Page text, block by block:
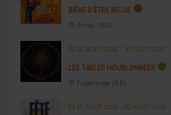
BIÈRE D’ÊTRE BELGE
Amay (BE)
26 AOÛT 2026- 30 AOÛT 2026
LES TABLES HOUBLONNÉES
Poperinge (BE)
27 AOÛT 2026- 30 AOÛT 2026